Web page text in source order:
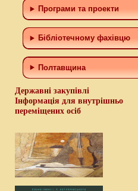
Програми та проекти
Бiблiотечному фахiвцю
Полтавщина
Державні закупівлі
Інформація для внутрішньо
переміщених осіб